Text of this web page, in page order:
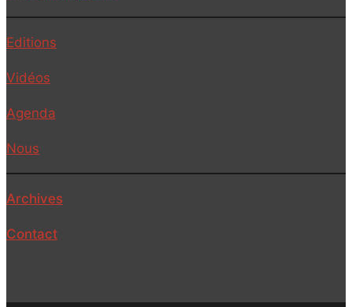
Editions
Vidéos
Agenda
Nous
Archives
Contact